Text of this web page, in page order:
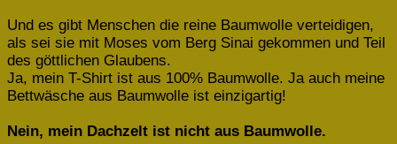
Und es gibt Menschen die reine Baumwolle verteidigen,
als sei sie mit Moses vom Berg Sinai gekommen und Teil
des göttlichen Glaubens.
Ja, mein T-Shirt ist aus 100% Baumwolle. Ja auch meine
Bettwäsche aus Baumwolle ist einzigartig!
Nein, mein Dachzelt ist nicht aus Baumwolle.